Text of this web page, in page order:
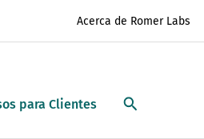
para Clientes
Acerca de Romer Labs